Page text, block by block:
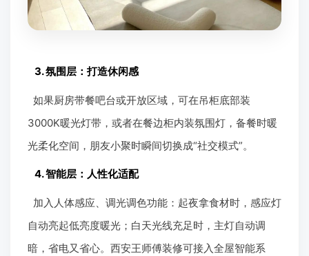
3. 氛围层：打造休闲感
如果厨房带餐吧台或开放区域，可在吊柜底部装
3000K暖光灯带，或者在餐边柜内装氛围灯，备餐时暖
光柔化空间，朋友小聚时瞬间切换成“社交模式”。
4. 智能层：人性化适配
加入人体感应、调光调色功能：起夜拿食材时，感应灯
自动亮起低亮度暖光；白天光线充足时，主灯自动调
暗，省电又省心。西安王师傅装修可接入全屋智能系